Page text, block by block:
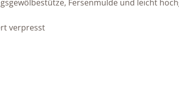
Fersenmulde und leicht
verpresst